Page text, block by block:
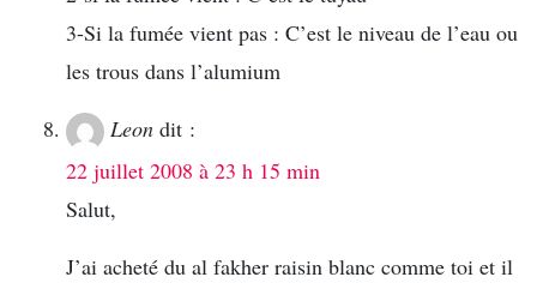
3-Si la fumée vient pas : C’est le niveau de l’eau ou
les trous dans l’alumium
Leon dit :
22 juillet 2008 à 23 h 15 min
Salut,
J’ai acheté du al fakher raisin blanc comme toi et il